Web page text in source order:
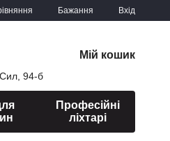
Бажання Вхід
Сил, 94-б
Мій кошик
Професійні
ліхтарі